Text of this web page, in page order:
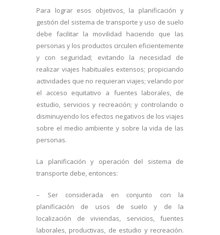
Para lograr esos objetivos, la planificación y
gestión del sistema de transporte y uso de suelo
debe facilitar la movilidad haciendo que las
personas y los productos circulen eficientemente
y con seguridad; evitando la necesidad de
realizar viajes habituales extensos; propiciando
actividades que no requieran viajes; velando por
el acceso equitativo a fuentes laborales, de
estudio, servicios y recreación; y controlando o
disminuyendo los efectos negativos de los viajes
sobre el medio ambiente y sobre la vida de las
personas.
La planificación y operación del sistema de
transporte debe, entonces:
– Ser considerada en conjunto con la
planificación de usos de suelo y de la
localización de viviendas, servicios, fuentes
laborales, productivas, de estudio y recreación.